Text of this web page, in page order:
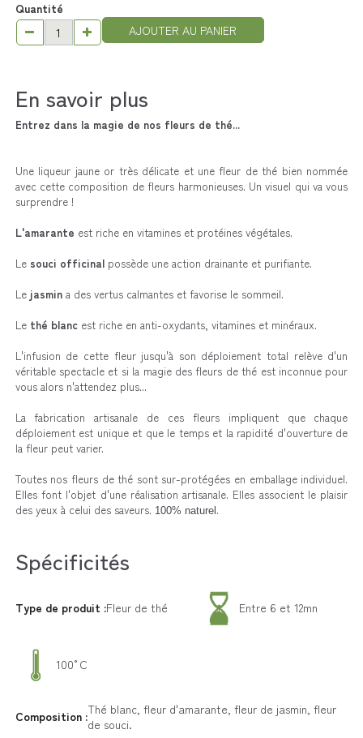
Quantité
AJOUTER AU PANIER
En savoir plus
Entrez dans la magie de nos fleurs de thé...
Une liqueur jaune or très délicate et une fleur de thé bien nommée
avec cette composition de fleurs harmonieuses. Un visuel qui va vous
surprendre !
L'amarante est riche en vitamines et protéines végétales.
Le souci officinalpossède une action drainante et purifiante.
Le jasmina des vertus calmantes et favorise le sommeil.
Le thé blancest riche en anti-oxydants, vitamines et minéraux.
L'infusion de cette fleur jusqu'à son déploiement total relève d'un
véritable spectacle et si la magie des fleurs de thé est inconnue pour
vous alors n'attendez plus...
La fabrication artisanale de ces fleurs impliquent que chaque
déploiement est unique et que le temps et la rapidité d'ouverture de
la fleur peut varier.
Toutes nos fleurs de thé sont sur-protégées en emballage individuel.
Elles font l'objet d'une réalisation artisanale. Elles associent le plaisir
des yeux à celui des saveurs. 100% naturel .
Spécificités
Type de produit :Fleur de thé Entre 6 et 12mn
100°C
Composition :Thé blanc, fleur d'amarante, fleur de jasmin, fleur
de souci.